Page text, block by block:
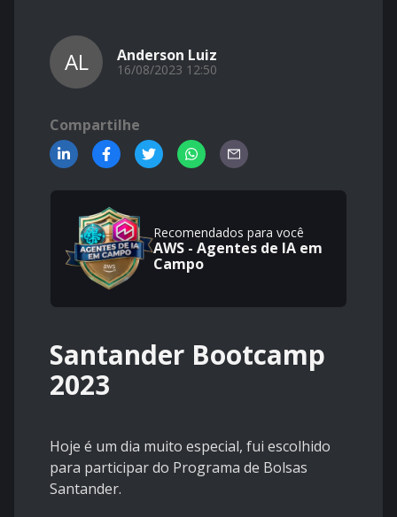
AL Anderson Luiz
16/08/2023 12:50
Compartilhe
Recomendados para você
AWS - Agentes de IA em
Campo
Santander Bootcamp
2023
Hoje é um dia muito especial, fui escolhido
para participar do Programa de Bolsas
Santander.